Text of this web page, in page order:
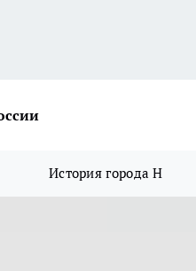
История города Н